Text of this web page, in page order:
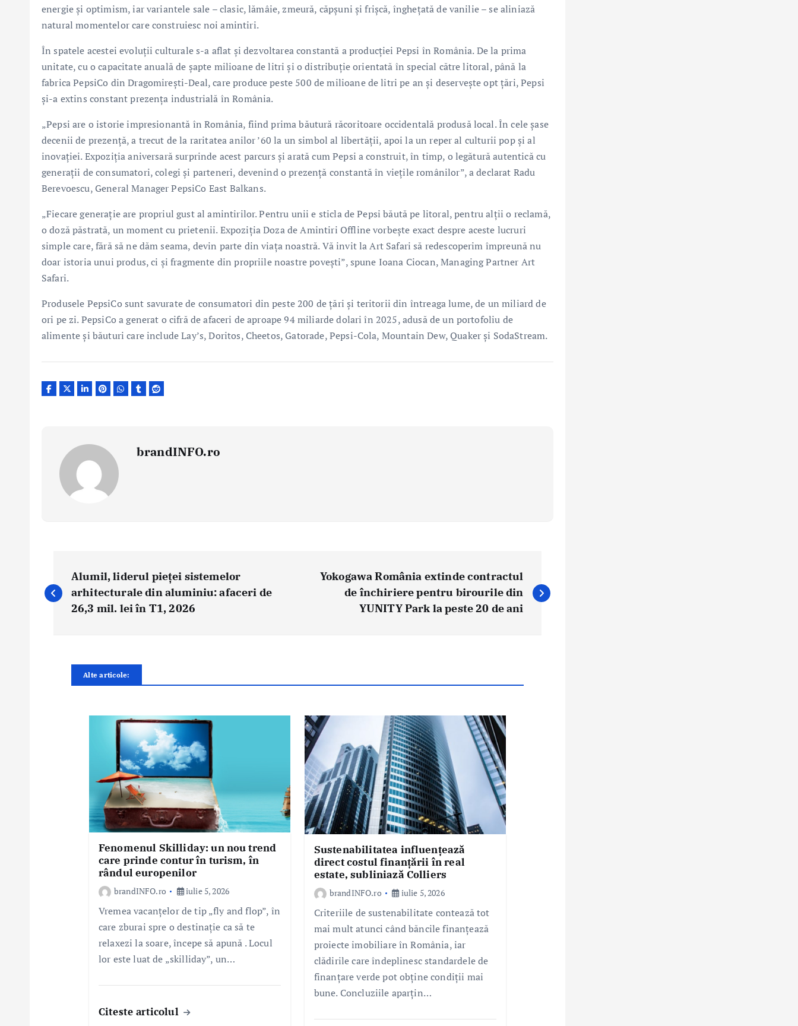
energie și optimism, iar variantele sale – clasic, lămâie, zmeură, căpșuni și frișcă, înghețată de vanilie – se aliniază
natural momentelor care construiesc noi amintiri.
În spatele acestei evoluții culturale s-a aflat și dezvoltarea constantă a producției Pepsi în România. De la prima
unitate, cu o capacitate anuală de șapte milioane de litri și o distribuție orientată în special către litoral, până la
fabrica PepsiCo din Dragomirești-Deal, care produce peste 500 de milioane de litri pe an și deservește opt țări, Pepsi
și-a extins constant prezența industrială în România.
„Pepsi are o istorie impresionantă în România, fiind prima băutură răcoritoare occidentală produsă local. În cele șase
decenii de prezență, a trecut de la raritatea anilor ’60 la un simbol al libertății, apoi la un reper al culturii pop și al
inovației. Expoziția aniversară surprinde acest parcurs și arată cum Pepsi a construit, în timp, o legătură autentică cu
generații de consumatori, colegi și parteneri, devenind o prezență constantă în viețile românilor”, a declarat Radu
Berevoescu, General Manager PepsiCo East Balkans.
„Fiecare generație are propriul gust al amintirilor. Pentru unii e sticla de Pepsi băută pe litoral, pentru alții o reclamă,
o doză păstrată, un moment cu prietenii. Expoziția Doza de Amintiri Offline vorbește exact despre aceste lucruri
simple care, fără să ne dăm seama, devin parte din viața noastră. Vă invit la Art Safari să redescoperim împreună nu
doar istoria unui produs, ci și fragmente din propriile noastre povești”, spune Ioana Ciocan, Managing Partner Art
Safari.
Produsele PepsiCo sunt savurate de consumatori din peste 200 de țări și teritorii din întreaga lume, de un miliard de
ori pe zi. PepsiCo a generat o cifră de afaceri de aproape 94 miliarde dolari în 2025, adusă de un portofoliu de
alimente și băuturi care include Lay’s, Doritos, Cheetos, Gatorade, Pepsi-Cola, Mountain Dew, Quaker și SodaStream.
brandINFO.ro
v
Alumil, liderul pieței sistemelor
arhitecturale din aluminiu: afaceri de
26,3 mil. lei în T1, 2026
Yokogawa România extinde contractul
de închiriere pentru birourile din
YUNITY Park la peste 20 de ani
Alte articole:
Fenomenul Skilliday: un nou trend
care prinde contur în turism, în
rândul europenilor
brandINFO.ro iulie 5, 2026
Vremea vacanțelor de tip „fly and flop”, în
care zburai spre o destinație ca să te
relaxezi la soare, începe să apună . Locul
lor este luat de „skilliday”, un…
Citeste articolul
Sustenabilitatea influențează
direct costul finanțării în real
estate, subliniază Colliers
brandINFO.ro iulie 5, 2026
Criteriile de sustenabilitate contează tot
mai mult atunci când băncile finanțează
proiecte imobiliare în România, iar
clădirile care îndeplinesc standardele de
finanțare verde pot obține condiții mai
bune. Concluziile aparțin…